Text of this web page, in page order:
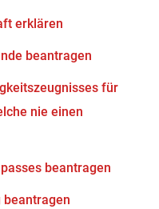
erklären
beantragen
für
nie einen
beantragen